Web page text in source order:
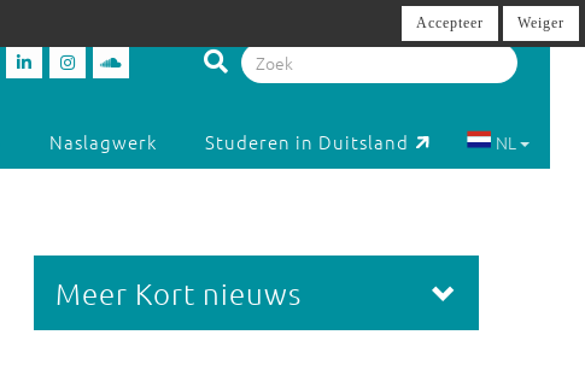
Naslagwerk Studeren in Duitsland NL
Meer Kort nieuws
Accepteer Weiger